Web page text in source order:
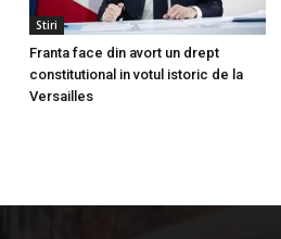
Stiri
Franta face din avort un drept
constitutional in votul istoric de la
Versailles